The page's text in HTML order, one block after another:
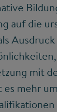
auf die
mit
mehr um